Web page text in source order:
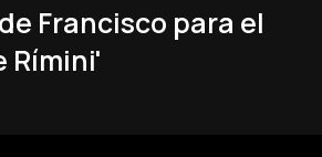
Francisco para el
Rímini'